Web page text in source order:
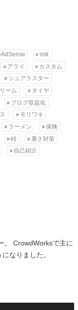
sstr
アライ
カスタム
シュアラスター
ーム
タイヤ
ブログ収益化
モリワキ
ラーメン
保険
峠
暑さ対策
自己紹介
。 CrowdWorksで主に
なりました。